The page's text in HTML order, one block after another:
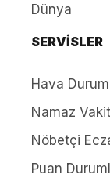
Dünya
SERVİSLER
Hava
Namaz
Nöbetçi
Puan